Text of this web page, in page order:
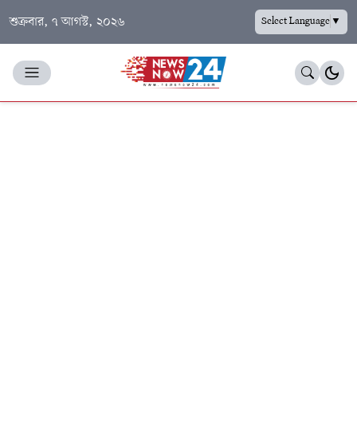
শুক্রবার, ৭ আগস্ট, ২০২৬ Select Language▼